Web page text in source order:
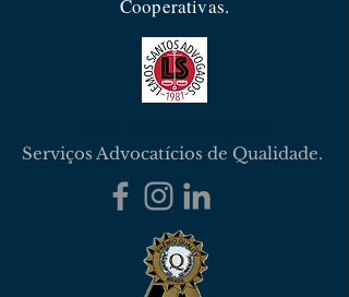
Cooperativas.
Serviços Advocatícios de Qualidade.